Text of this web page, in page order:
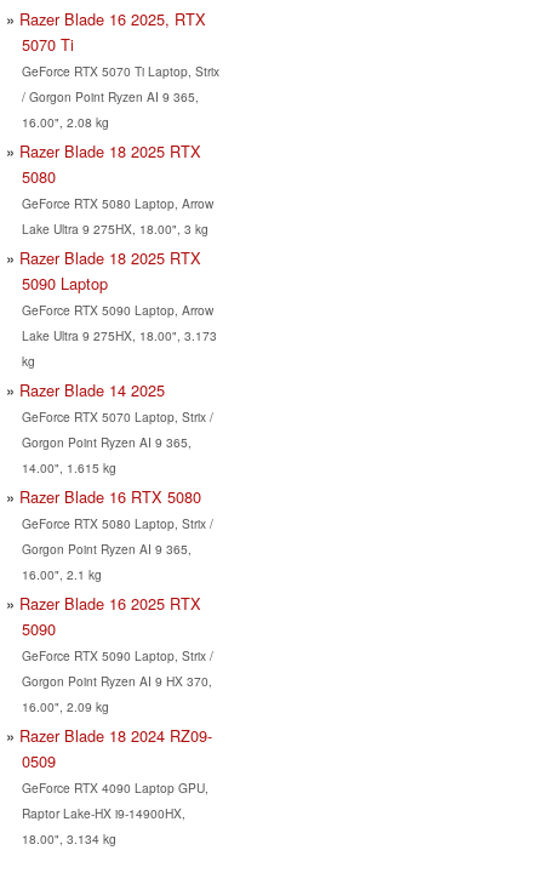
Razer Blade 16 2025, RTX
5070 Ti
GeForce RTX 5070 Ti Laptop, Strix
/ Gorgon Point Ryzen AI 9 365,
16.00", 2.08 kg
Razer Blade 18 2025 RTX
5080
GeForce RTX 5080 Laptop, Arrow
Lake Ultra 9 275HX, 18.00", 3 kg
Razer Blade 18 2025 RTX
5090 Laptop
GeForce RTX 5090 Laptop, Arrow
Lake Ultra 9 275HX, 18.00", 3.173
kg
Razer Blade 14 2025
GeForce RTX 5070 Laptop, Strix /
Gorgon Point Ryzen AI 9 365,
14.00", 1.615 kg
Razer Blade 16 RTX 5080
GeForce RTX 5080 Laptop, Strix /
Gorgon Point Ryzen AI 9 365,
16.00", 2.1 kg
Razer Blade 16 2025 RTX
5090
GeForce RTX 5090 Laptop, Strix /
Gorgon Point Ryzen AI 9 HX 370,
16.00", 2.09 kg
Razer Blade 18 2024 RZ09-
0509
GeForce RTX 4090 Laptop GPU,
Raptor Lake-HX i9-14900HX,
18.00", 3.134 kg